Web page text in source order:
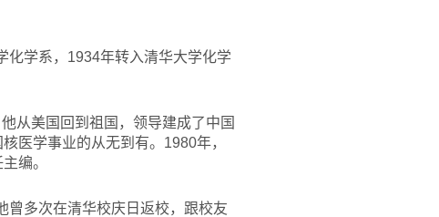
化学系，1934年转入清华大学化学
从美国回到祖国，领导建成了中国
医学事业的从无到有。1980年，
编。
曾多次在清华校庆日返校，跟校友